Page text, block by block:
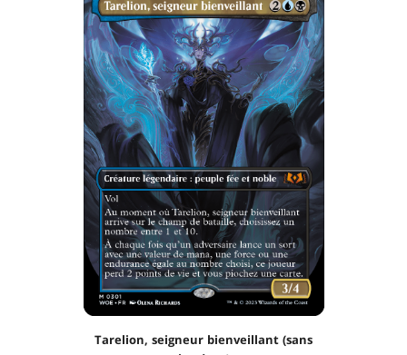
Tarelion, seigneur bienveillant (sans